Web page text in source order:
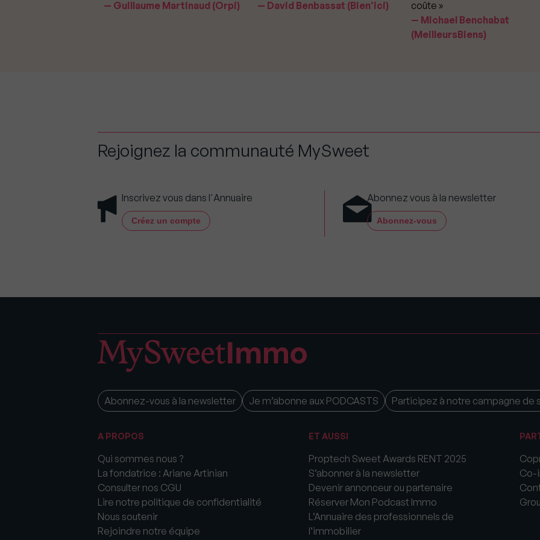
Guillaume Martinaud (Orpi)
David Benbassat (Bien’ici)
coûte »
Michael Benchabat
(MeilleursBiens)
Rejoignez la communauté MySweet
Inscrivez vous dans l'Annuaire
Créez un compte
Abonnez vous à la newsletter
Abonnez-vous
Abonnez-vous à la newsletter Je m’abonne aux PODCASTS Participez à notre campagne de
A PROPOS
Qui sommes nous ?
La fondatrice : Ariane Artinian
Consulter nos CGU
Lire notre politique de confidentialité
Nous soutenir
Rejoindre notre équipe
ET AUSSI
Proptech Sweet Awards RENT 2025
S’abonner à la newsletter
Devenir annonceur ou partenaire
Réserver Mon Podcast Immo
L’Annuaire des professionnels de
l’immobilier
Co-